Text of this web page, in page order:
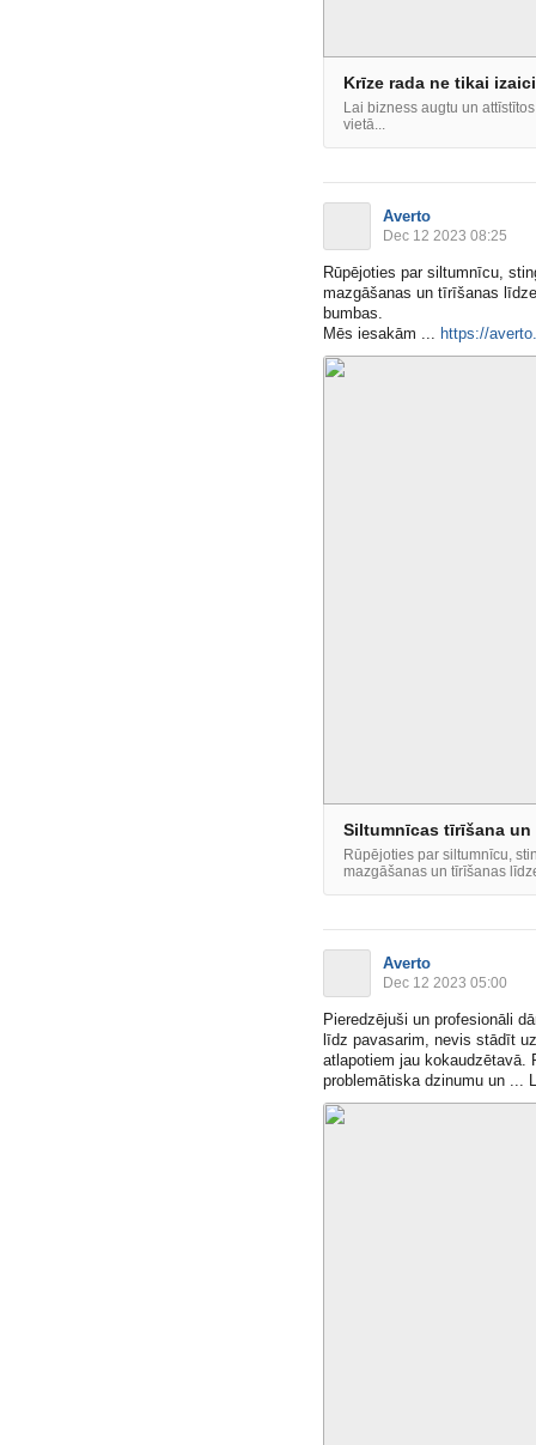
Krīze rada ne tikai
Lai bizness augtu un
vietā...
Averto
Dec 12 2023 08:25
Rūpējoties par siltumnīcu,
mazgāšanas un tīrīšanas
bumbas.
Mēs iesakām ... https://
Siltumnīcas tīrīšana
Rūpējoties par siltumnīcu,
mazgāšanas un tīrīšanas
Averto
Dec 12 2023 05:00
Pieredzējuši un profesionāli
līdz pavasarim, nevis stādīt
atlapotiem jau kokaudzētavā.
problemātiska dzinumu un ...